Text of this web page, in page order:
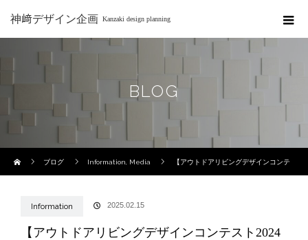
神﨑デザイン企画 Kanzaki design planning
BLOG
ブログ
Information Media 【アウトドアリビングデザインコンテ
Information 2025.02.15
【アウトドアリビングデザインコンテスト2024